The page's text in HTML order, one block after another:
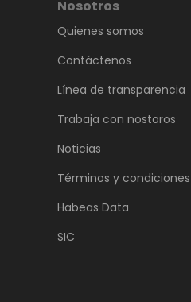
Nosotros
Quienes somos
Contáctenos
Línea de transparencia
Trabaja con nostoros
Noticias
Términos y condiciones
Habeas Data
SIC